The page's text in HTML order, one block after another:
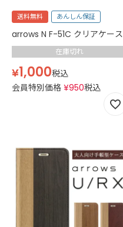
送料無料 あんしん保証
arrows N F-51C クリアケース
在庫切れ
¥1,000税込
会員特別価格 ¥950税込